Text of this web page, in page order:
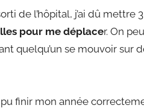
de l’hôpital, j’ai dû
pour me déplacer. On
quelqu’un se mouvoir sur
pu finir mon année